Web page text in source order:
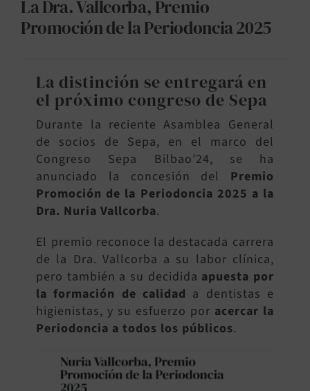
Tratamientos
Contacto
Área de profesionales
BUSCAR:
La Dra. Vallcorba, Premio
Promoción de la Periodoncia 2025
La distinción se entregará en
el próximo congreso de Sepa
Durante la reciente Asamblea General
de socios de Sepa, en el marco del
Congreso Sepa Bilbao’24, se ha
anunciado la concesión del Premio
Promoción de la Periodoncia 2025 a la
Dra. Nuria Vallcorba.
El premio reconoce la destacada carrera
de la Dra. Vallcorba a su labor clínica,
pero también a su decidida apuesta por
la formación de calidad a dentistas e
higienistas, y su esfuerzo por acercar la
Periodoncia a todos los públicos.